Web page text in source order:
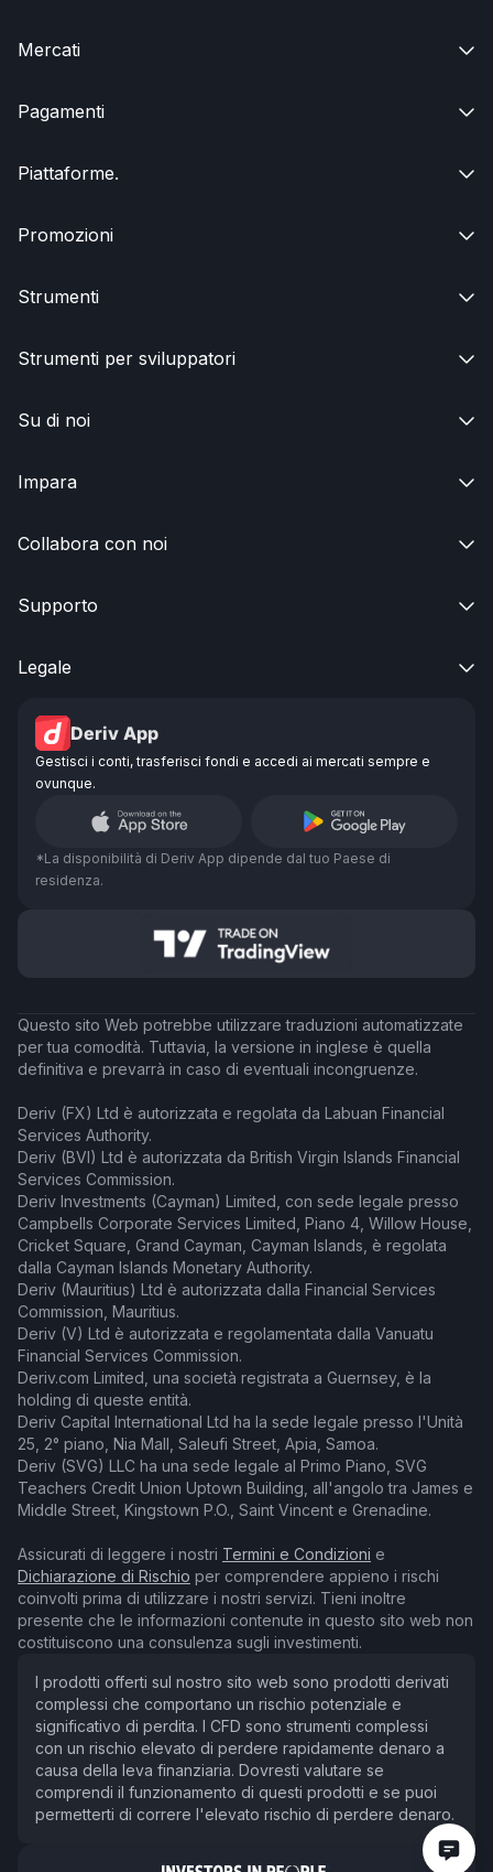
Mercati 
Pagamenti 
Piattaforme. 
Promozioni 
Strumenti 
Strumenti per sviluppatori 
Su di noi 
Impara 
Collabora con noi 
Supporto 
Legale 
Deriv App
Gestisci i conti, trasferisci fondi e accedi ai mercati sempre e
ovunque.
*La disponibilità di Deriv App dipende dal tuo Paese di
residenza.
Questo sito Web potrebbe utilizzare traduzioni automatizzate
per tua comodità. Tuttavia, la versione in inglese è quella
definitiva e prevarrà in caso di eventuali incongruenze.
Deriv (FX) Ltd è autorizzata e regolata da Labuan Financial
Services Authority.
Deriv (BVI) Ltd è autorizzata da British Virgin Islands Financial
Services Commission.
Deriv Investments (Cayman) Limited, con sede legale presso
Campbells Corporate Services Limited, Piano 4, Willow House,
Cricket Square, Grand Cayman, Cayman Islands, è regolata
dalla Cayman Islands Monetary Authority.
Deriv (Mauritius) Ltd è autorizzata dalla Financial Services
Commission, Mauritius.
Deriv (V) Ltd è autorizzata e regolamentata dalla Vanuatu
Financial Services Commission.
Deriv.com Limited, una società registrata a Guernsey, è la
holding di queste entità.
Deriv Capital International Ltd ha la sede legale presso l'Unità
25, 2° piano, Nia Mall, Saleufi Street, Apia, Samoa.
Deriv (SVG) LLC ha una sede legale al Primo Piano, SVG
Teachers Credit Union Uptown Building, all'angolo tra James e
Middle Street, Kingstown P.O., Saint Vincent e Grenadine.
Assicurati di leggere i nostri Termini e Condizioni e
Dichiarazione di Rischio per comprendere appieno i rischi
coinvolti prima di utilizzare i nostri servizi. Tieni inoltre
presente che le informazioni contenute in questo sito web non
costituiscono una consulenza sugli investimenti.
I prodotti offerti sul nostro sito web sono prodotti derivati
complessi che comportano un rischio potenziale e
significativo di perdita. I CFD sono strumenti complessi
con un rischio elevato di perdere rapidamente denaro a
causa della leva finanziaria. Dovresti valutare se
comprendi il funzionamento di questi prodotti e se puoi
permetterti di correre l'elevato rischio di perdere denaro.